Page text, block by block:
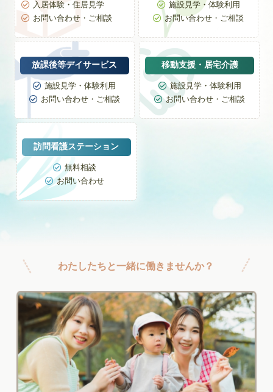
 入居体験・住居見学
 お問い合わせ・ご相談
 施設見学・体験利用
 お問い合わせ・ご相談
放課後等デイサービス
 施設見学・体験利用
 お問い合わせ・ご相談
移動支援・居宅介護
 施設見学・体験利用
 お問い合わせ・ご相談
訪問看護ステーション
 無料相談
 お問い合わせ
わたしたちと一緒に働きませんか？